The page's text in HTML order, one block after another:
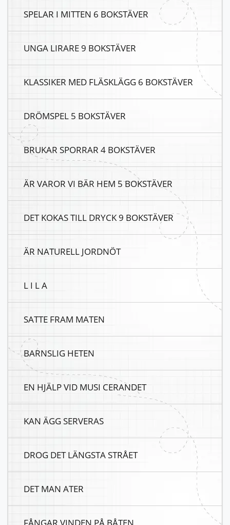
SPELAR I MITTEN 6 BOKSTÄVER
UNGA LIRARE 9 BOKSTÄVER
KLASSIKER MED FLÄSKLÄGG 6 BOKSTÄVER
DRÖMSPEL 5 BOKSTÄVER
BRUKAR SPORRAR 4 BOKSTÄVER
ÄR VAROR VI BÄR HEM 5 BOKSTÄVER
DET KOKAS TILL DRYCK 9 BOKSTÄVER
ÄR NATURELL JORDNÖT
L I L A
SATTE FRAM MATEN
BARNSLIG HETEN
EN HJÄLP VID MUSI CERANDET
KAN ÄGG SERVERAS
DROG DET LÄNGSTA STRÅET
DET MAN ATER
FÅNGAR VINDEN PÅ BÅTEN